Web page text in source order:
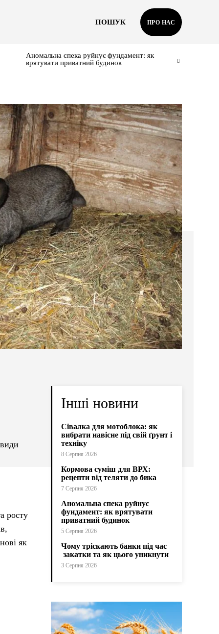
ПОШУК ПРО НАС
Аномальна спека руйнує фундамент: як
врятувати приватний будинок
росту
як
Інші новини
Сівалка для мотоблока: як
вибрати навісне під свій ґрунт і
техніку
8 Серпня 2026
Кормова суміш для ВРХ:
рецепти від теляти до бика
7 Серпня 2026
Аномальна спека руйнує
фундамент: як врятувати
приватний будинок
5 Серпня 2026
Чому тріскають банки під час
закатки та як цього уникнути
3 Серпня 2026